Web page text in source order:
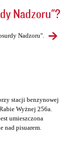
Nadzoru"?
Nadzoru".
stacji benzynowej
Wyżnej 256a.
umieszczona
nad pisuarem.